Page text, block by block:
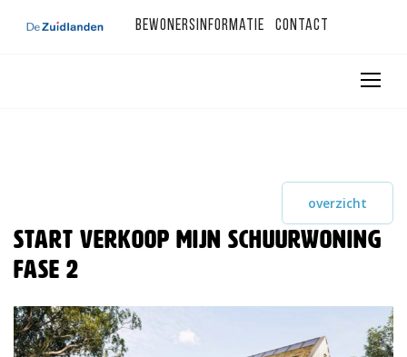
Bewonersinformatie Contact
overzicht
Start verkoop Mijn Schuurwoning
fase 2